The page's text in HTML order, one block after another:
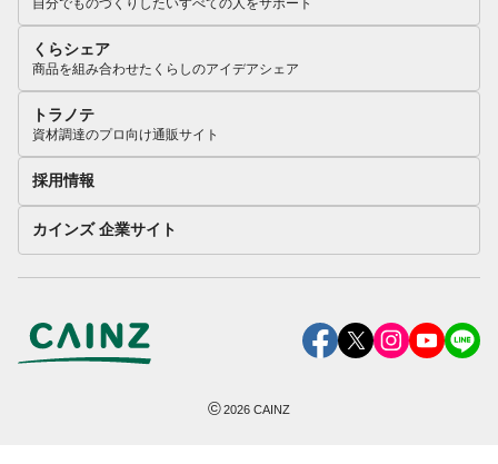
自分でものづくりしたいすべての人をサポート
くらシェア
商品を組み合わせたくらしのアイデアシェア
トラノテ
資材調達のプロ向け通販サイト
採用情報
カインズ 企業サイト
©2026 CAINZ